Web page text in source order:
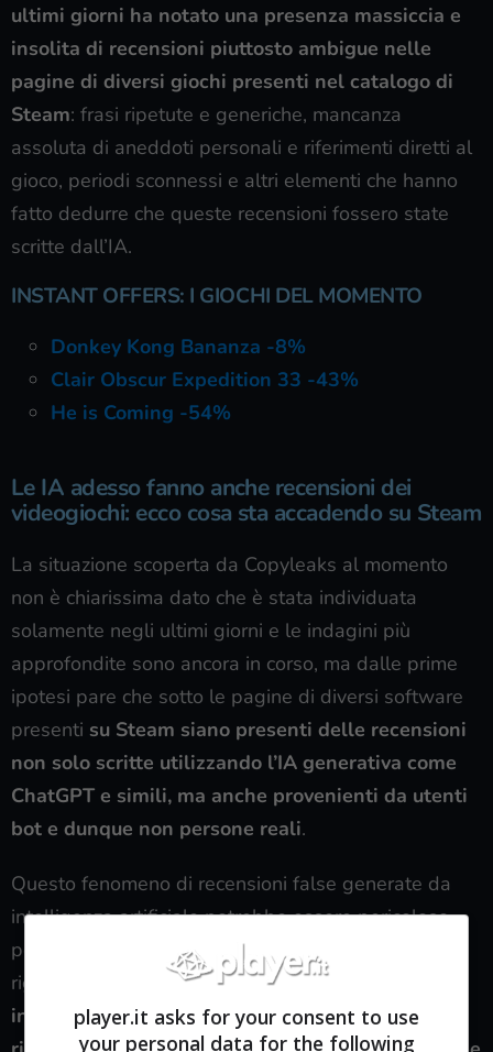
ultimi giorni ha notato una presenza massiccia e
insolita di recensioni piuttosto ambigue nelle
pagine di diversi giochi presenti nel catalogo di
Steam: frasi ripetute e generiche, mancanza
assoluta di aneddoti personali e riferimenti diretti al
gioco, periodi sconnessi e altri elementi che hanno
fatto dedurre che queste recensioni fossero state
scritte dall’IA.
INSTANT OFFERS: I GIOCHI DEL MOMENTO
Donkey Kong Bananza -8%
Clair Obscur Expedition 33 -43%
He is Coming -54%
Le IA adesso fanno anche recensioni dei
videogiochi: ecco cosa sta accadendo su Steam
La situazione scoperta da Copyleaks al momento
non è chiarissima dato che è stata individuata
solamente negli ultimi giorni e le indagini più
approfondite sono ancora in corso, ma dalle prime
ipotesi pare che sotto le pagine di diversi software
presenti su Steam siano presenti delle recensioni
non solo scritte utilizzando l’IA generativa come
ChatGPT e simili, ma anche provenienti da utenti
bot e dunque non persone reali.
Questo fenomeno di recensioni false generate da
intelligenza artificiale potrebbe essere pericoloso
perché potrebbe portare a una percezione irreale
riguardo l’accoglienza di quel determinato titolo: se
in un caso ipotetico un determinato gioco
player.it asks for your consent to use
your personal data for the following